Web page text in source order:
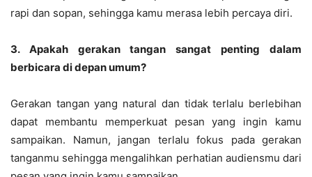
rapi dan sopan, sehingga kamu merasa lebih percaya diri.
3. Apakah gerakan tangan sangat penting dalam
berbicara di depan umum?
Gerakan tangan yang natural dan tidak terlalu berlebihan
dapat membantu memperkuat pesan yang ingin kamu
sampaikan. Namun, jangan terlalu fokus pada gerakan
tanganmu sehingga mengalihkan perhatian audiensmu dari